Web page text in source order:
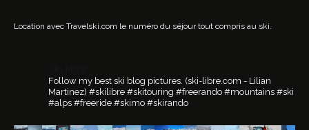
Location avec Travelski.com le numéro du séjour tout compris au ski.
Follow my best ski blog pictures. (ski-libre.com - Lilian
Martinez) #skilibre #skitouring #freerando #mountains #ski
#alps #freeride #skimo #skirando